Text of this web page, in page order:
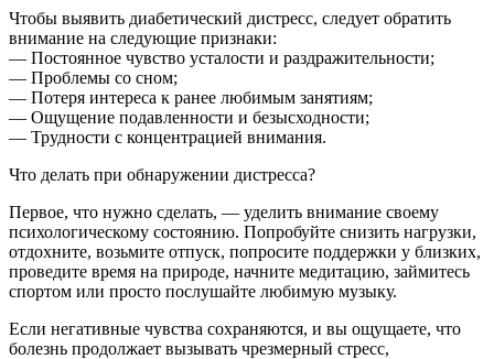
Чтобы выявить диабетический дистресс, следует обратить
внимание на следующие признаки:
— Постоянное чувство усталости и раздражительности;
— Проблемы со сном;
— Потеря интереса к ранее любимым занятиям;
— Ощущение подавленности и безысходности;
— Трудности с концентрацией внимания.
Что делать при обнаружении дистресса?
Первое, что нужно сделать, — уделить внимание своему
психологическому состоянию. Попробуйте снизить нагрузки,
отдохните, возьмите отпуск, попросите поддержки у близких,
проведите время на природе, начните медитацию, займитесь
спортом или просто послушайте любимую музыку.
Если негативные чувства сохраняются, и вы ощущаете, что
болезнь продолжает вызывать чрезмерный стресс,